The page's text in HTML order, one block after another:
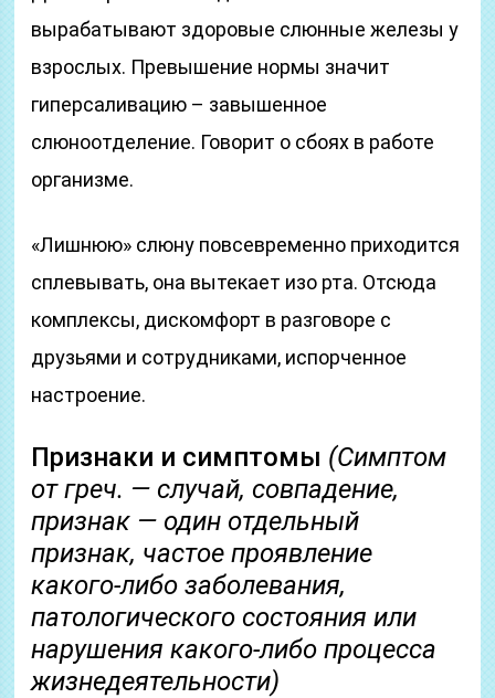
вырабатывают здоровые слюнные железы у
взрослых. Превышение нормы значит
гиперсаливацию – завышенное
слюноотделение. Говорит о сбоях в работе
организме.
«Лишнюю» слюну повсевременно приходится
сплевывать, она вытекает изо рта. Отсюда
комплексы, дискомфорт в разговоре с
друзьями и сотрудниками, испорченное
настроение.
Признаки и симптомы (Симптом
от греч. — случай, совпадение,
признак — один отдельный
признак, частое проявление
какого-либо заболевания,
патологического состояния или
нарушения какого-либо процесса
жизнедеятельности)